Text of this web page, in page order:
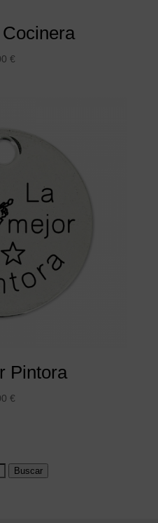
€
Pintora
€
Buscar